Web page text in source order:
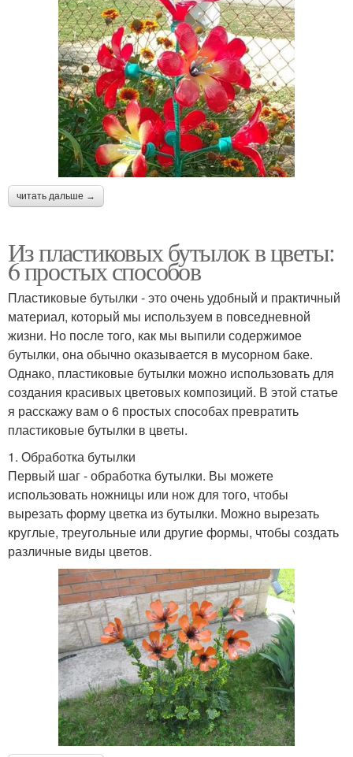
читать дальше →
Из пластиковых бутылок в цветы:
6 простых способов
Пластиковые бутылки - это очень удобный и практичный
материал, который мы используем в повседневной
жизни. Но после того, как мы выпили содержимое
бутылки, она обычно оказывается в мусорном баке.
Однако, пластиковые бутылки можно использовать для
создания красивых цветовых композиций. В этой статье
я расскажу вам о 6 простых способах превратить
пластиковые бутылки в цветы.
1. Обработка бутылки
Первый шаг - обработка бутылки. Вы можете
использовать ножницы или нож для того, чтобы
вырезать форму цветка из бутылки. Можно вырезать
круглые, треугольные или другие формы, чтобы создать
различные виды цветов.